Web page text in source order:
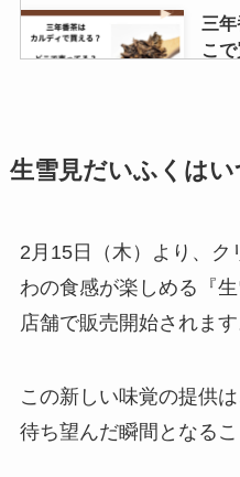
三
こ
コス
の
海
こ？
ラ
生雪見だいふくは
2月15日（木）より、ク
わの食感が楽しめる『
店舗で販売開始されます
この新しい味覚の提供
待ち望んだ瞬間となるこ